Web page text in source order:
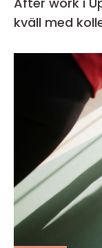
kväll med